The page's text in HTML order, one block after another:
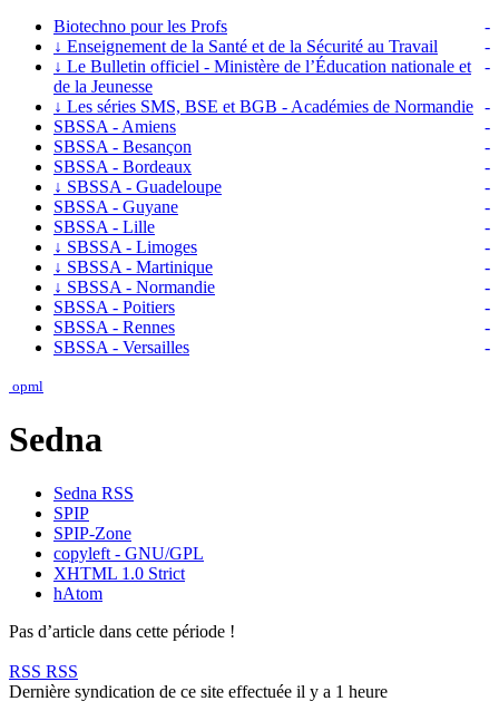
-
Biotechno pour les Profs
-
↓ Enseignement de la Santé et de la Sécurité au Travail
-
↓ Le Bulletin officiel - Ministère de l’Éducation nationale et
de la Jeunesse
-
↓ Les séries SMS, BSE et BGB - Académies de Normandie
-
SBSSA - Amiens
-
SBSSA - Besançon
-
SBSSA - Bordeaux
-
↓ SBSSA - Guadeloupe
-
SBSSA - Guyane
-
SBSSA - Lille
-
↓ SBSSA - Limoges
-
↓ SBSSA - Martinique
-
↓ SBSSA - Normandie
-
SBSSA - Poitiers
-
SBSSA - Rennes
-
SBSSA - Versailles
opml
Sedna
Sedna RSS
SPIP
SPIP-Zone
copyleft - GNU/GPL
XHTML 1.0 Strict
hAtom
Pas d’article dans cette période !
RSS RSS
Dernière syndication de ce site effectuée il y a 1 heure